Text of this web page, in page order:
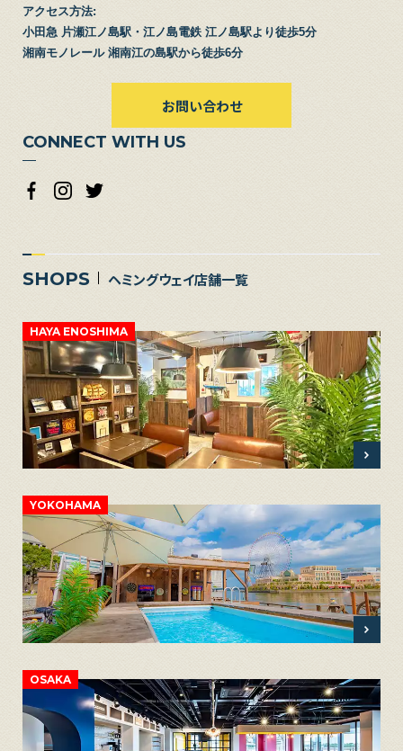
アクセス方法:
小田急 片瀬江ノ島駅・江ノ島電鉄 江ノ島駅より徒歩5分
湘南モノレール 湘南江の島駅から徒歩6分
お問い合わせ
CONNECT WITH US
SHOPS ヘミングウェイ店舗一覧
HAYA ENOSHIMA
YOKOHAMA
OSAKA